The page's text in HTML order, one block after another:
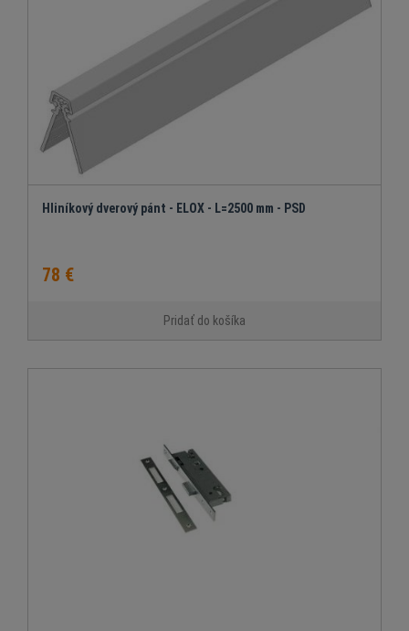
Hliníkový dverový pánt - ELOX - L=2500 mm - PSD
78 €
Pridať do košíka